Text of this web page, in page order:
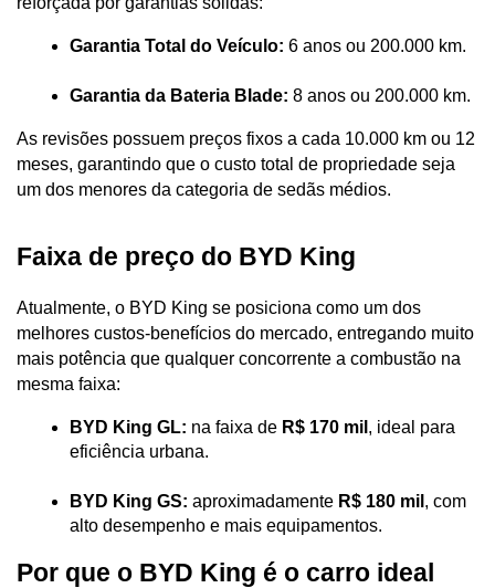
Garantia Total do Veículo: 6 anos ou 200.000 km.
Garantia da Bateria Blade: 8 anos ou 200.000 km.
As revisões possuem preços fixos a cada 10.000 km ou 12
meses, garantindo que o custo total de propriedade seja
um dos menores da categoria de sedãs médios.
Faixa de preço do BYD King
Atualmente, o BYD King se posiciona como um dos
melhores custos-benefícios do mercado, entregando muito
mais potência que qualquer concorrente a combustão na
mesma faixa:
BYD King GL: na faixa de R$ 170 mil , ideal para
eficiência urbana.
BYD King GS: aproximadamente R$ 180 mil , com
alto desempenho e mais equipamentos.
Por que o BYD King é o carro ideal